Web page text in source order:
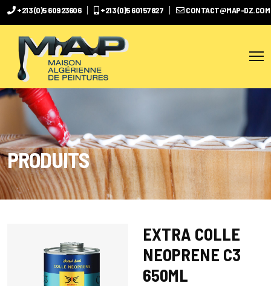
+213 (0)5 60923606 +213 (0)5 60157827 CONTACT@MAP-DZ.COM
PRODUITS
EXTRA COLLE
NEOPRENE C3
650ML